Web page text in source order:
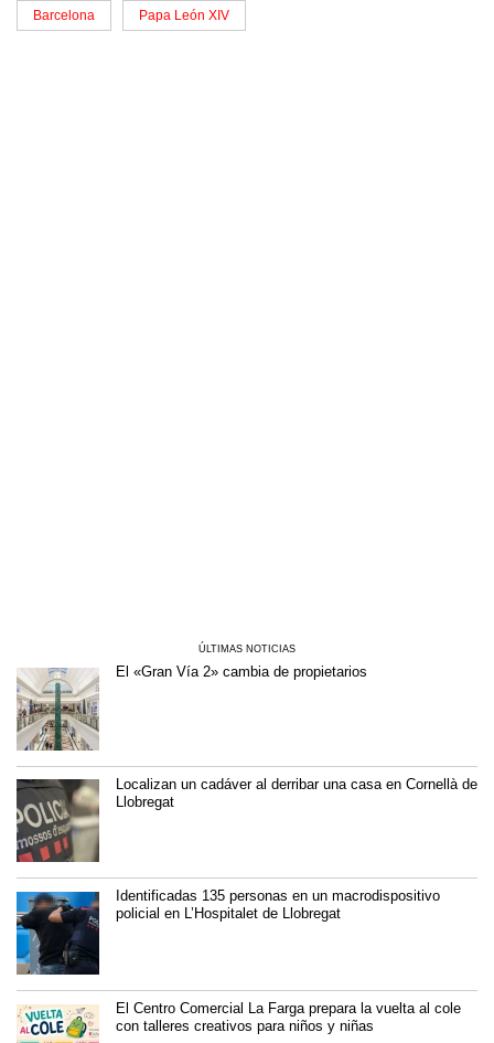
Barcelona Papa León XIV
ÚLTIMAS NOTICIAS
El «Gran Vía 2» cambia de propietarios
Localizan un cadáver al derribar una casa en Cornellà de
Llobregat
Identificadas 135 personas en un macrodispositivo
policial en L’Hospitalet de Llobregat
El Centro Comercial La Farga prepara la vuelta al cole
con talleres creativos para niños y niñas